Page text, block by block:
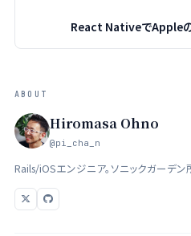
React NativeでAppleの
ABOUT
Hiromasa Ohno
@pi_cha_n
Rails/iOSエンジニア。ソニックガーデン